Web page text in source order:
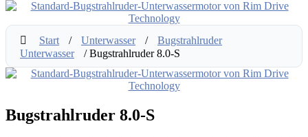
Start / Unterwasser /
Bugstrahlruder
Unterwasser
/ Bugstrahlruder 8.0-S
Bugstrahlruder 8.0-S